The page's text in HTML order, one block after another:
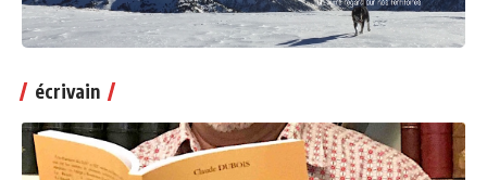
écrivain